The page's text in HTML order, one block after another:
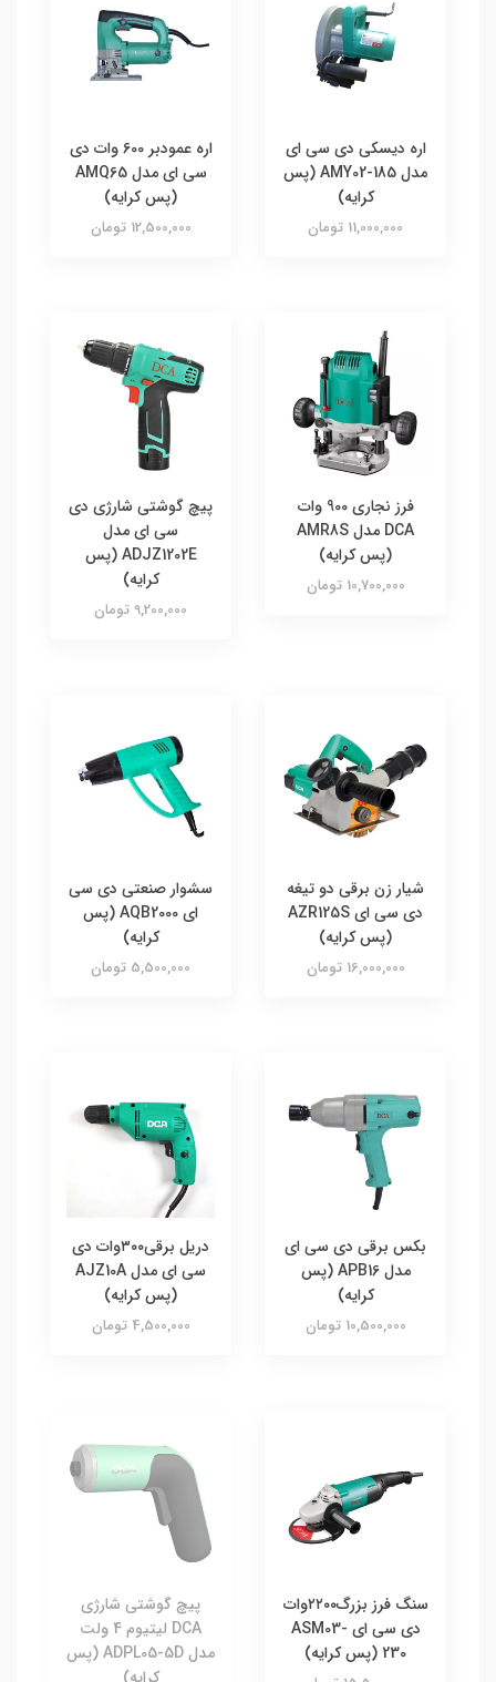
اره دیسکی دی سی ای
مدل AMY02-185 (پس
کرایه)
11,000,000 تومان
اره عمودبر 600 وات دی
سی ای مدل AMQ65
(پس کرایه)
12,500,000 تومان
فرز نجاری 900 وات
DCA مدل AMR8S
(پس کرایه)
10,700,000 تومان
پیچ گوشتی شارژی دی
سی ای مدل
ADJZ1202E (پس
کرایه)
9,200,000 تومان
شیار زن برقی دو تیغه
دی سی ای AZR125S
(پس کرایه)
16,000,000 تومان
سشوار صنعتی دی سی
ای AQB2000 (پس
کرایه)
5,500,000 تومان
بکس برقی دی سی ای
مدل APB16 (پس
کرایه)
10,500,000 تومان
دریل برقی۳۰۰وات دی
سی ای مدل AJZ10A
(پس کرایه)
4,500,000 تومان
سنگ فرز بزرگ۲۲۰۰وات
دی سی ای ASM03-
230 (پس کرایه)
پیچ گوشتی شارژی
DCA لیتیوم 4 ولت
مدل ADPL05-5D (پس